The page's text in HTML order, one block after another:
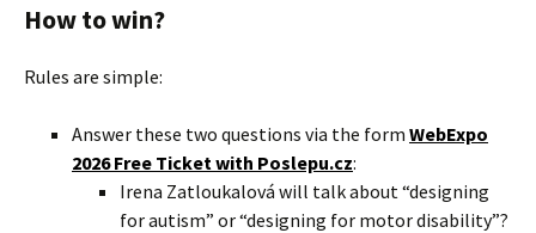
How to win?
Rules are simple:
Answer these two questions via the form WebExpo
2026 Free Ticket with Poslepu.cz:
Irena Zatloukalová will talk about “designing
for autism” or “designing for motor disability”?